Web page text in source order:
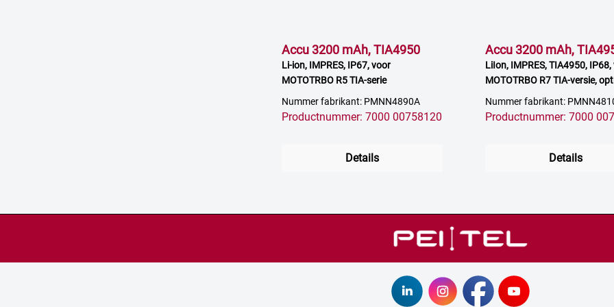
Accu 3200 mAh, TIA4950
Li-ion, IMPRES, IP67, voor
MOTOTRBO R5 TIA-serie
Nummer fabrikant: PMNN4890A
Productnummer: 7000 00758120
Details
Accu 3200 mAh,
LiIon, IMPRES, TIA4950,
MOTOTRBO R7 TIA-versie,
QA08624AA
Nummer fabrikant:
Productnummer: 7000
Details